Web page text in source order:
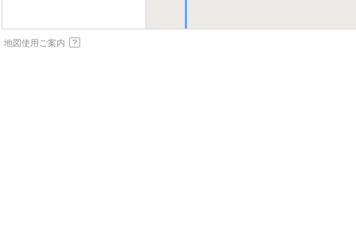
地図使用ご案内